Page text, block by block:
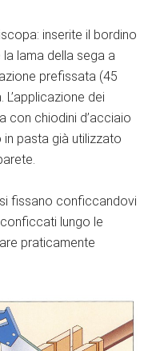
inserite il bordino
la lama della sega a
prefissata (45
dei
con chiodini d’acciaio
pasta già utilizzato
fissano conficcandovi
lungo le
praticamente